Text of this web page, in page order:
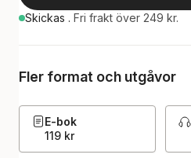
Skickas . Fri frakt över 249 kr.
Fler format och utgåvor
E-bok
119 kr